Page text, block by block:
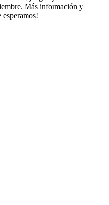
Más información y
esperamos!